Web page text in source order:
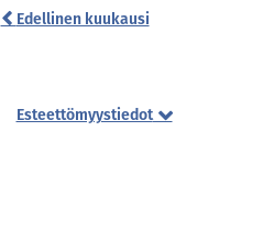
Edellinen kuukausi
Esteettömyystiedot